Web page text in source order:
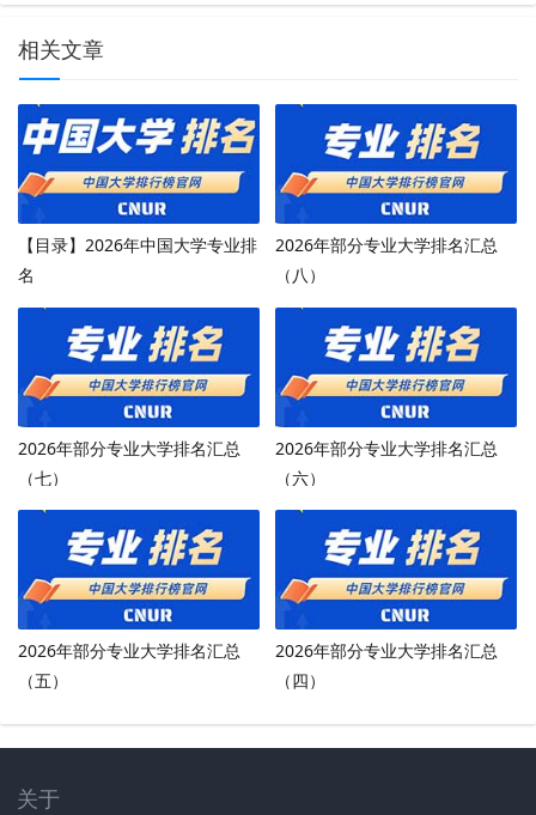
相关文章
【目录】2026年中国大学专业排
名
2026年部分专业大学排名汇总
（八）
2026年部分专业大学排名汇总
（七）
2026年部分专业大学排名汇总
（六）
2026年部分专业大学排名汇总
（五）
2026年部分专业大学排名汇总
（四）
关于